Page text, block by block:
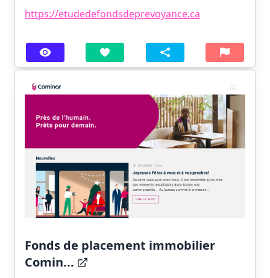
https://etudedefondsdeprevoyance.ca
Fonds de placement immobilier
Comin...